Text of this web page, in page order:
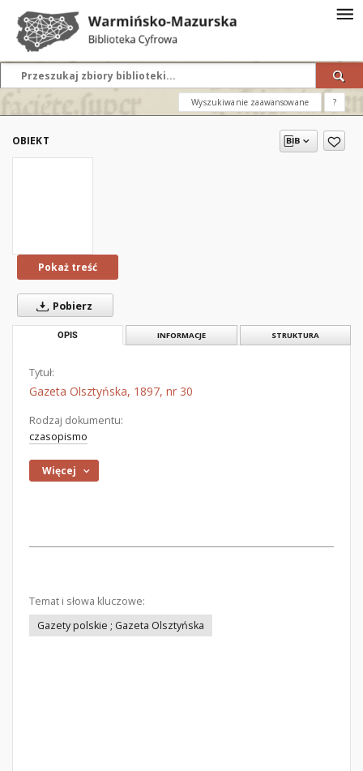
Wyszukiwanie zaawansowane ?
OBIEKT
Pokaż treść
Pobierz
OPIS INFORMACJE STRUKTURA
Tytuł:
Gazeta Olsztyńska, 1897, nr 30
Rodzaj dokumentu:
czasopismo
Więcej
Temat i słowa kluczowe:
Gazety polskie ; Gazeta Olsztyńska